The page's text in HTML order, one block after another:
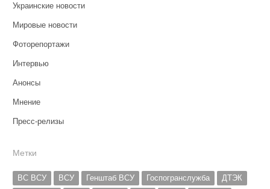
Украинские новости
Мировые новости
Фоторепортажи
Интервью
Анонсы
Мнение
Пресс-релизы
Метки
ВС ВСУ ВСУ Генштаб ВСУ Госпогранслужба
ДТЭК